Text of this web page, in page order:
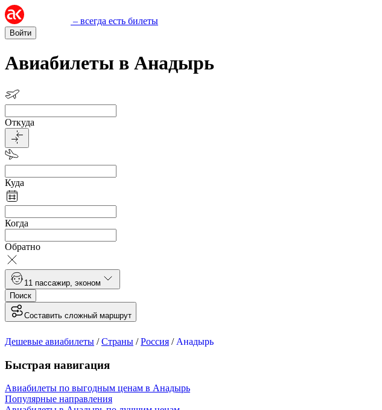
– всегда есть билеты
Войти
Авиабилеты в Анадырь
Откуда
Куда
Когда
Обратно
1 1 пассажир эконом
Поиск
Составить сложный маршрут
Дешевые авиабилеты /Страны /Россия / Анадырь
Быстрая навигация
Авиабилеты по выгодным ценам в Анадырь
Популярные направления